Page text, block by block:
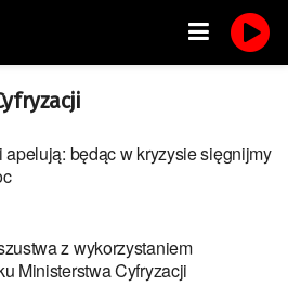
apelują: będąc w kryzysie sięgnijmy
z wykorzystaniem
Ministerstwa Cyfryzacji